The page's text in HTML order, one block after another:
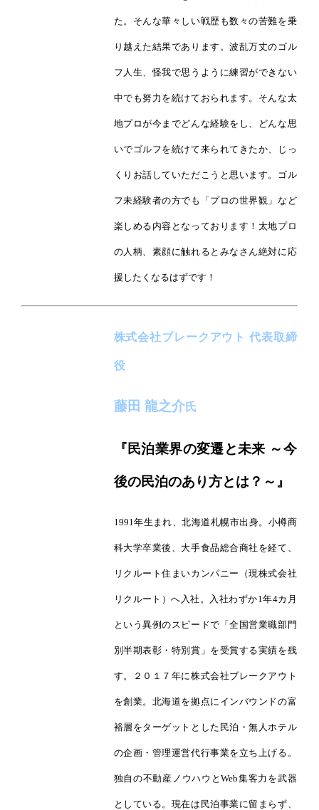
た。そんな華々しい戦歴も数々の苦難を乗
り越えた結果であります。波乱万丈のゴル
フ人生、怪我で思うように練習ができない
中でも努力を続けておられます。そんな太
地プロが今までどんな経験をし、どんな思
いでゴルフを続けて来られてきたか、じっ
くりお話していただこうと思います。ゴル
フ未経験者の方でも「プロの世界観」など
楽しめる内容となっております！太地プロ
の人柄、素顔に触れるとみなさん絶対に応
援したくなるはずです！
株式会社ブレークアウト 代表取締
役
藤田 龍之介氏
『民泊業界の変遷と未来 ～今
後の民泊のあり方とは？～』
1991年生まれ、北海道札幌市出身。小樽商
科大学卒業後、大手食品総合商社を経て、
リクルート住まいカンパニー（現株式会社
リクルート）へ入社。入社わずか1年4カ月
という異例のスピードで「全国営業職部門
別半期表彰・特別賞」を受賞する実績を残
す。２０１７年に株式会社ブレークアウト
を創業。北海道を拠点にインバウンドの富
裕層をターゲットとした民泊・無人ホテル
の企画・管理運営代行事業を立ち上げる。
独自の不動産ノウハウとWeb集客力を武器
としている。 現在は民泊事業に留まらず、